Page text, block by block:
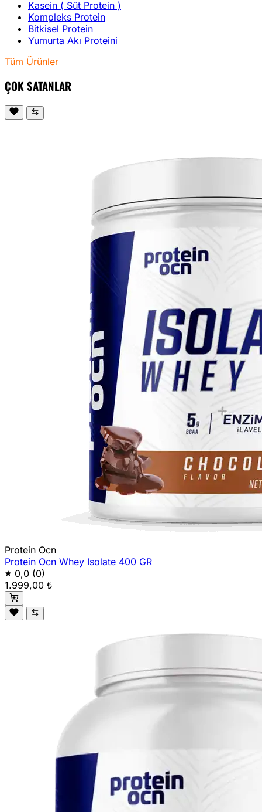
Kasein ( Süt Protein )
Kompleks Protein
Bitkisel Protein
Yumurta Akı Proteini
Tüm Ürünler
ÇOK SATANLAR
Protein Ocn
Protein Ocn Whey Isolate 400 GR
0,0 (0)
1.999,00 ₺